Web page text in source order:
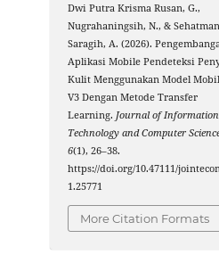
Dwi Putra Krisma Rusan, G.,
Nugrahaningsih, N., & Sehatman
Saragih, A. (2026).
Aplikasi Mobile Pendeteksi
Kulit Menggunakan Model
V3 Dengan Metode Transfer
Learning.Journal of Information
Technology and Computer
6(1), 26–38.
https://doi.org/10.47111/
1.25771
More Citation Formats